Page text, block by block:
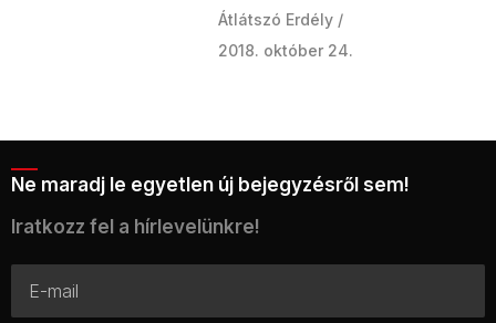
Átlátszó Erdély
2018. október 24.
Ne maradj le egyetlen új bejegyzésről sem!
Iratkozz fel a hírlevelünkre!